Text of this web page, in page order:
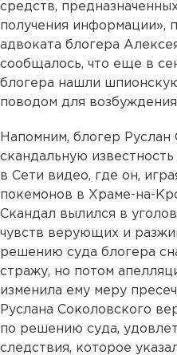
средств,
получения информации»,
адвоката блогера
сообщалось, что еще в
блогера нашли
поводом для
Напомним, блогер Руслан
скандальную
в Сети видео, где он,
покемонов в Храме-на-
Скандал вылился в
чувств верующих и
решению суда блогера
стражу, но потом
изменила ему меру
Руслана Соколовского
по решению суда,
следствия, которое